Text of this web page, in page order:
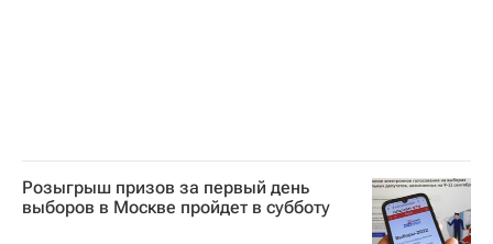
Розыгрыш призов за первый день
выборов в Москве пройдет в субботу